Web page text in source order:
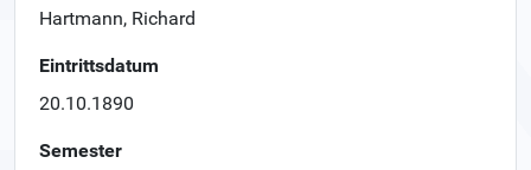
Hartmann, Richard
Eintrittsdatum
20.10.1890
Semester